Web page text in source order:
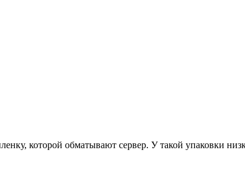
которой обматывают сервер. У такой упаковки